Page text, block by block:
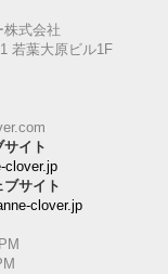
株式会社
若葉大原ビル1F
イト
clover.jp
サイト
clover.jp